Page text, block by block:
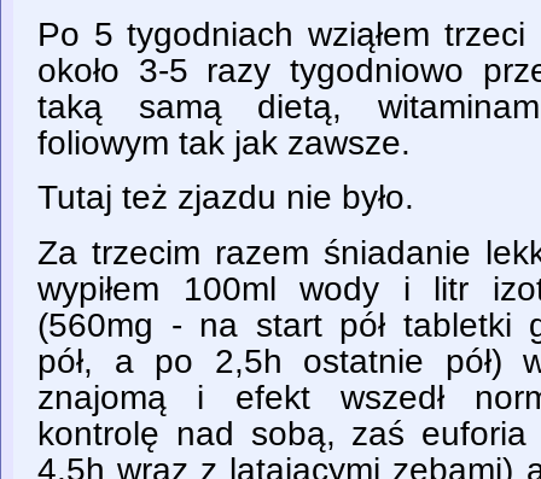
Po 5 tygodniach wziąłem
około 3-5 razy tygodniowo
taką samą dietą,
foliowym tak jak zawsze.
Tutaj też zjazdu nie było.
Za trzecim razem śniadanie
wypiłem 100ml wody i litr
(560mg - na start pół tabletki
pół, a po 2,5h ostatnie pół)
znajomą i efekt wszedł
kontrolę nad sobą, zaś euforia
4,5h wraz z latającymi zębami)